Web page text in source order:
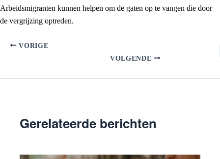
Arbeidsmigranten kunnen helpen om de gaten op te vangen die door
de vergrijzing optreden.
VORIGE
VOLGENDE
Gerelateerde berichten